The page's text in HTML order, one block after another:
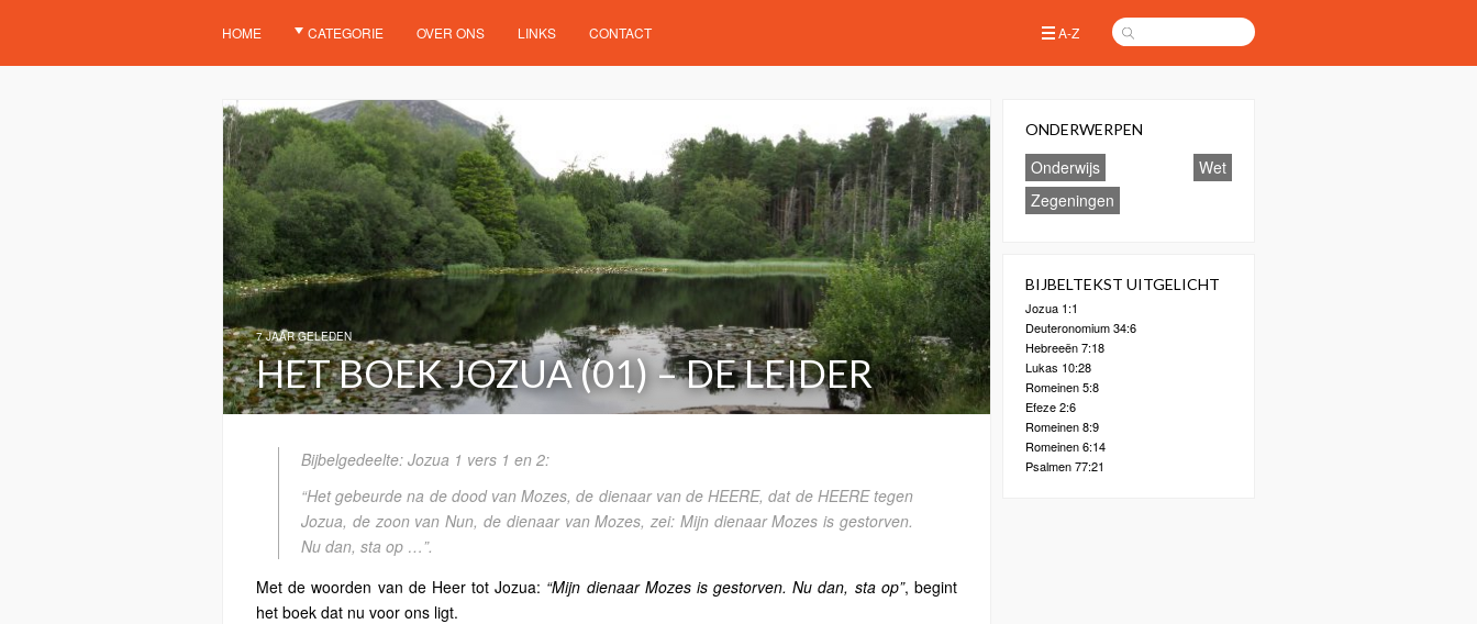
HOME CATEGORIE OVER ONS LINKS CONTACT A-Z
7 JAAR GELEDEN
HET BOEK JOZUA (01) – DE LEIDER
Bijbelgedeelte: Jozua 1 vers 1 en 2:
“Het gebeurde na de dood van Mozes, de dienaar van de HEERE, dat de HEERE tegen
Jozua, de zoon van Nun, de dienaar van Mozes, zei: Mijn dienaar Mozes is gestorven.
Nu dan, sta op …”.
Met de woorden van de Heer tot Jozua: “Mijn dienaar Mozes is gestorven. Nu dan, sta op”, begint
het boek dat nu voor ons ligt.
ONDERWERPEN
Onderwijs
Wet
Zegeningen
BIJBELTEKST UITGELICHT
Jozua 1:1
Deuteronomium 34:6
Hebreeën 7:18
Lukas 10:28
Romeinen 5:8
Efeze 2:6
Romeinen 8:9
Romeinen 6:14
Psalmen 77:21